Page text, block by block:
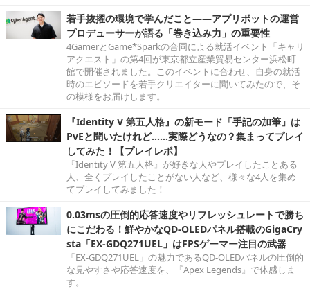
若手抜擢の環境で学んだこと――アプリボットの運営
プロデューサーが語る「巻き込み力」の重要性
4GamerとGame*Sparkの合同による就活イベント「キャリ
アクエスト」の第4回が東京都立産業貿易センター浜松町
館で開催されました。このイベントに合わせ、自身の就活
時のエピソードを若手クリエイターに聞いてみたので、そ
の模様をお届けします。
『Identity V 第五人格』の新モード「手記の加筆」は
PvEと聞いたけれど……実際どうなの？集まってプレイ
してみた！【プレイレポ】
『Identity V 第五人格』が好きな人やプレイしたことある
人、全くプレイしたことがない人など、様々な4人を集め
てプレイしてみました！
0.03msの圧倒的応答速度やリフレッシュレートで勝ち
にこだわる！鮮やかなQD-OLEDパネル搭載のGigaCry
sta「EX-GDQ271UEL」はFPSゲーマー注目の武器
「EX-GDQ271UEL」の魅力であるQD-OLEDパネルの圧倒的
な見やすさや応答速度を、『Apex Legends』で体感しま
す。